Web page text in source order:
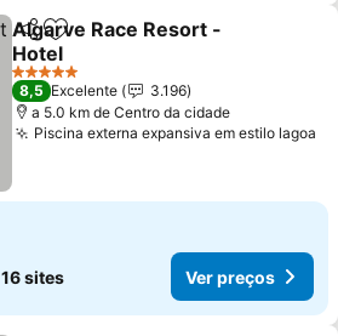
PartilharAdicionar aos favoritos
Algarve Race Resort -
Hotel
5 Estrelas
8,5 Excelente
3.196
a 5.0 km de Centro da cidade
Piscina externa expansiva em estilo lagoa
16 sites Ver preços